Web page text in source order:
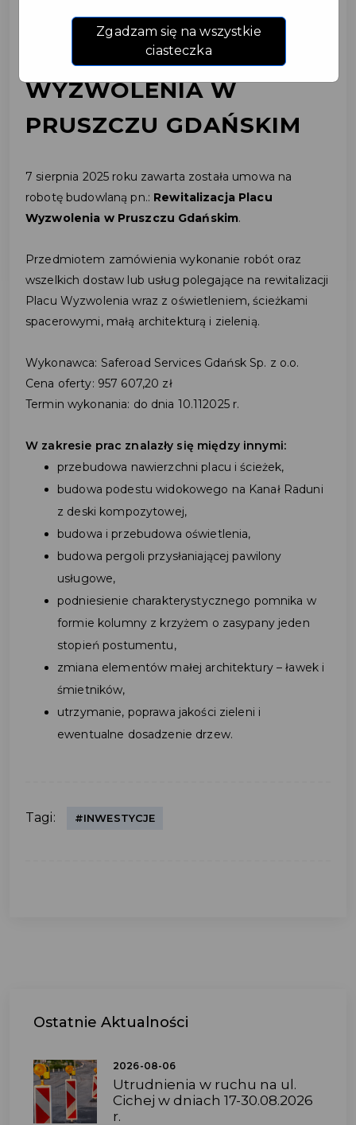
BUDOWLANĄ PN.:
REWITALIZACJA PLACU
WYZWOLENIA W
PRUSZCZU GDAŃSKIM
7 sierpnia 2025 roku zawarta została umowa na
robotę budowlaną pn.: Rewitalizacja Placu
Wyzwolenia w Pruszczu Gdańskim.
Przedmiotem zamówienia wykonanie robót oraz
wszelkich dostaw lub usług polegające na rewitalizacji
Placu Wyzwolenia wraz z oświetleniem, ścieżkami
spacerowymi, małą architekturą i zielenią.
Wykonawca: Saferoad Services Gdańsk Sp. z o.o.
Cena oferty: 957 607,20 zł
Termin wykonania: do dnia 10.112025 r.
W zakresie prac znalazły się między innymi:
przebudowa nawierzchni placu i ścieżek,
budowa podestu widokowego na Kanał Raduni
z deski kompozytowej,
budowa i przebudowa oświetlenia,
budowa pergoli przysłaniającej pawilony
usługowe,
podniesienie charakterystycznego pomnika w
formie kolumny z krzyżem o zasypany jeden
stopień postumentu,
zmiana elementów małej architektury – ławek i
śmietników,
utrzymanie, poprawa jakości zieleni i
ewentualne dosadzenie drzew.
Tagi: #INWESTYCJE
Ostatnie Aktualności
2026-08-06
Utrudnienia w ruchu na ul.
Cichej w dniach 17-30.08.2026
r.
Zgadzam się na wszystkie
ciasteczka